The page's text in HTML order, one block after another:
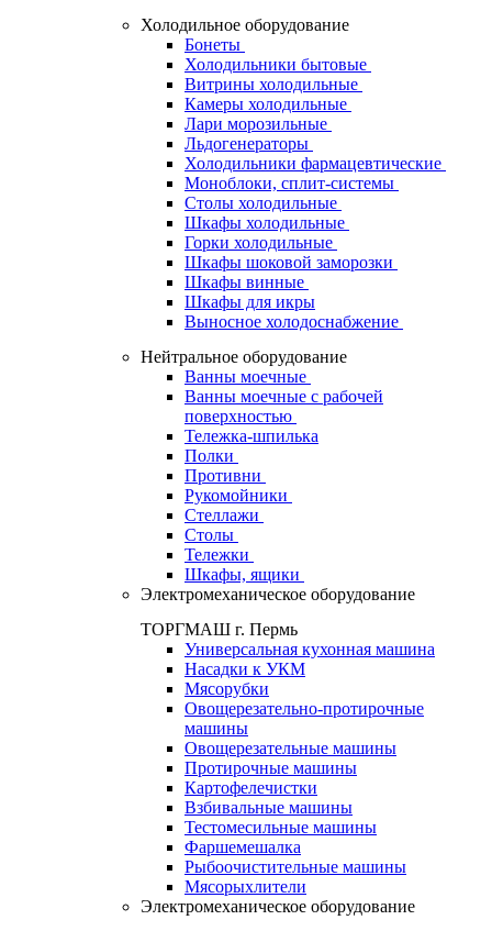
Холодильное оборудование
Бонеты
Холодильники бытовые
Витрины холодильные
Камеры холодильные
Лари морозильные
Льдогенераторы
Холодильники фармацевтические
Моноблоки, сплит-системы
Столы холодильные
Шкафы холодильные
Горки холодильные
Шкафы шоковой заморозки
Шкафы винные
Шкафы для икры
Выносное холодоснабжение
Нейтральное оборудование
Ванны моечные
Ванны моечные с рабочей
поверхностью
Тележка-шпилька
Полки
Противни
Рукомойники
Стеллажи
Столы
Тележки
Шкафы, ящики
Электромеханическое оборудование
ТОРГМАШ г. Пермь
Универсальная кухонная машина
Насадки к УКМ
Мясорубки
Овощерезательно-протирочные
машины
Овощерезательные машины
Протирочные машины
Картофелечистки
Взбивальные машины
Тестомесильные машины
Фаршемешалка
Рыбоочистительные машины
Мясорыхлители
Электромеханическое оборудование